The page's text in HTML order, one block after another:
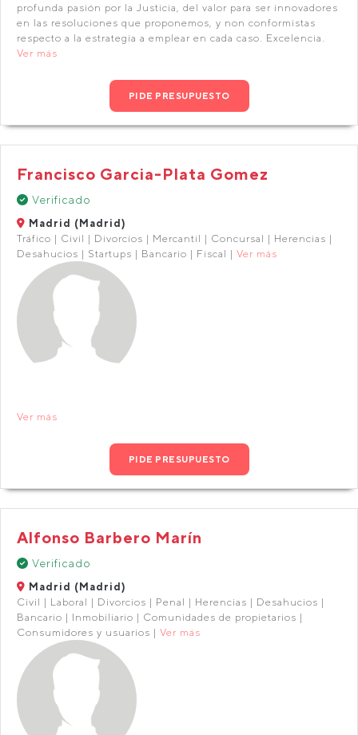
profunda pasión por la Justicia, del valor para ser innovadores
en las resoluciones que proponemos, y non conformistas
respecto a la estrategia a emplear en cada caso. Excelencia.
Ver más
PIDE PRESUPUESTO
Francisco Garcia-Plata Gomez
Verificado
Madrid (Madrid)
Tráfico | Civil | Divorcios | Mercantil | Concursal | Herencias |
Desahucios | Startups | Bancario | Fiscal | Ver más
Ver más
PIDE PRESUPUESTO
Alfonso Barbero Marín
Verificado
Madrid (Madrid)
Civil | Laboral | Divorcios | Penal | Herencias | Desahucios |
Bancario | Inmobiliario | Comunidades de propietarios |
Consumidores y usuarios | Ver más